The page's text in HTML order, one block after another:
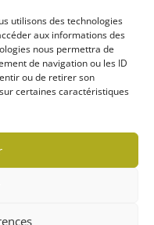
utilisons des technologies
aux informations des
nous permettra de
de navigation ou les ID
ou de retirer son
certaines caractéristiques
Rechercher
(CA)
| TOUS DROITS